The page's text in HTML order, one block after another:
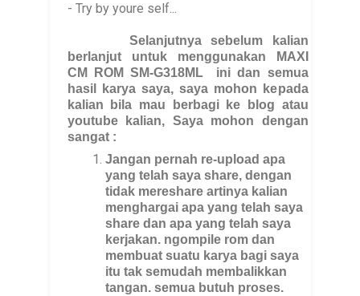
- Try by youre self...
Selanjutnya sebelum kalian
berlanjut untuk menggunakan
MAXI
CM ROM SM-G318MLini dan semua
hasil karya saya, saya mohon kepada
kalian bila mau berbagi ke blog atau
youtube kalian, Saya mohon dengan
sangat :
Jangan pernah re-upload apa
yang telah saya share, dengan
tidak mereshare artinya kalian
menghargai apa yang telah saya
share dan apa yang telah saya
kerjakan. ngompile rom dan
membuat suatu karya bagi saya
itu tak semudah membalikkan
tangan. semua butuh proses.